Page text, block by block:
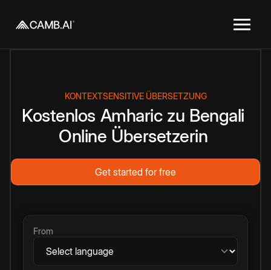
KONTEXTSENSITIVE ÜBERSETZUNG
Kostenlos Amharic zu Bengali
Online Übersetzerin
Get started for free
From